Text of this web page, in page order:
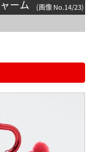
ーム (画像 No.14/23)